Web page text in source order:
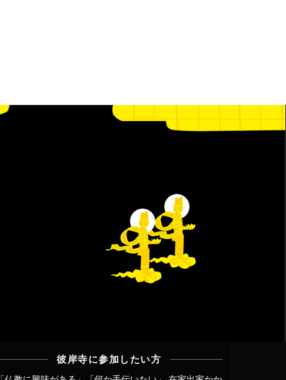
彼岸寺に参加したい方